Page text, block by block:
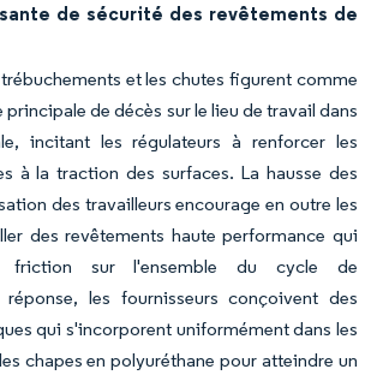
de sécurité des revêtements de
et les chutes figurent comme
principale de décès sur le lieu de travail dans
incitant les régulateurs à renforcer les
à la traction des surfaces. La hausse des
des travailleurs encourage en outre les
des revêtements haute performance qui
friction sur l'ensemble du cycle de
réponse, les fournisseurs conçoivent des
qui s'incorporent uniformément dans les
chapes en polyuréthane pour atteindre un